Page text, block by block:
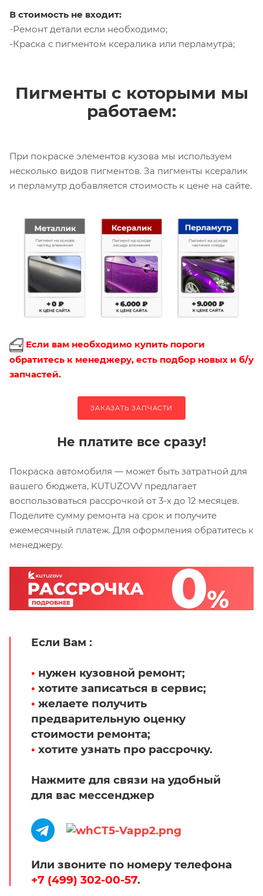
В стоимость не входит:
-Ремонт детали если необходимо;
-Краска с пигментом ксералика или перламутра;
Пигменты с которыми мы
работаем:
При покраске элементов кузова мы используем
несколько видов пигментов. За пигменты ксералик
и перламутр добавляется стоимость к цене на сайте.
Если вам необходимо купить пороги
обратитесь к менеджеру, есть подбор новых и б/у
запчастей.
ЗАКАЗАТЬ ЗАПЧАСТИ
Не платите все сразу!
Покраска автомобиля — может быть затратной для
вашего бюджета, KUTUZOVV предлагает
воспользоваться рассрочкой от 3-х до 12 месяцев.
Поделите сумму ремонта на срок и получите
ежемесячный платеж. Для оформления обратитесь к
менеджеру.
Если Вам :
• нужен кузовной ремонт;
• хотите записаться в сервис;
• желаете получить
предварительную оценку
стоимости ремонта;
• хотите узнать про рассрочку.
Нажмите для связи на удобный
для вас мессенджер
Или звоните по номеру телефона
+7 (499) 302-00-57.